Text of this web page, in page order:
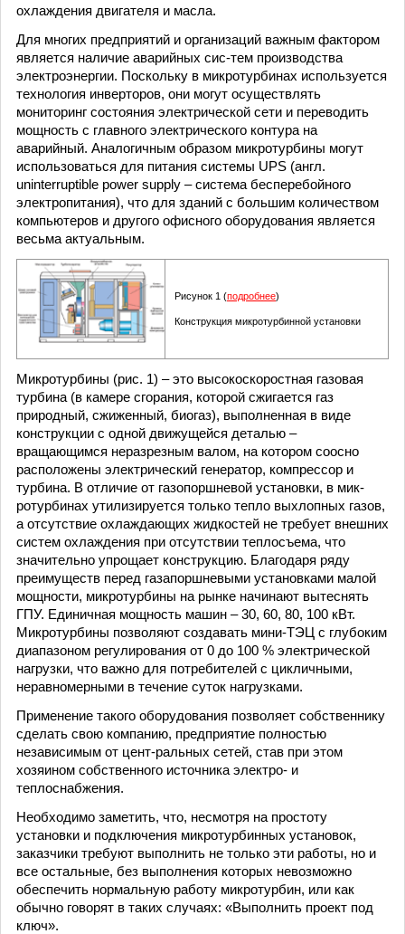
охлаждения двигателя и масла.
Для многих предприятий и организаций важным фактором
является наличие аварийных сис-тем производства
электроэнергии. Поскольку в микротурбинах используется
технология инверторов, они могут осуществлять
мониторинг состояния электрической сети и переводить
мощность с главного электрического контура на
аварийный. Аналогичным образом микротурбины могут
использоваться для питания системы UPS (англ.
uninterruptible power supply – система бесперебойного
электропитания), что для зданий с большим количеством
компьютеров и другого офисного оборудования является
весьма актуальным.
Рисунок 1 (подробнее)
Конструкция микротурбинной установки
Микротурбины (рис. 1) – это высокоскоростная газовая
турбина (в камере сгорания, которой сжигается газ
природный, сжиженный, биогаз), выполненная в виде
конструкции с одной движущейся деталью –
вращающимся неразрезным валом, на котором соосно
расположены электрический генератор, компрессор и
турбина. В отличие от газопоршневой установки, в мик-
ротурбинах утилизируется только тепло выхлопных газов,
а отсутствие охлаждающих жидкостей не требует внешних
систем охлаждения при отсутствии теплосъема, что
значительно упрощает конструкцию. Благодаря ряду
преимуществ перед газапоршневыми установками малой
мощности, микротурбины на рынке начинают вытеснять
ГПУ. Единичная мощность машин – 30, 60, 80, 100 кВт.
Микротурбины позволяют создавать мини-ТЭЦ с глубоким
диапазоном регулирования от 0 до 100 % электрической
нагрузки, что важно для потребителей с цикличными,
неравномерными в течение суток нагрузками.
Применение такого оборудования позволяет собственнику
сделать свою компанию, предприятие полностью
независимым от цент-ральных сетей, став при этом
хозяином собственного источника электро- и
теплоснабжения.
Необходимо заметить, что, несмотря на простоту
установки и подключения микротурбинных установок,
заказчики требуют выполнить не только эти работы, но и
все остальные, без выполнения которых невозможно
обеспечить нормальную работу микротурбин, или как
обычно говорят в таких случаях: «Выполнить проект под
ключ».